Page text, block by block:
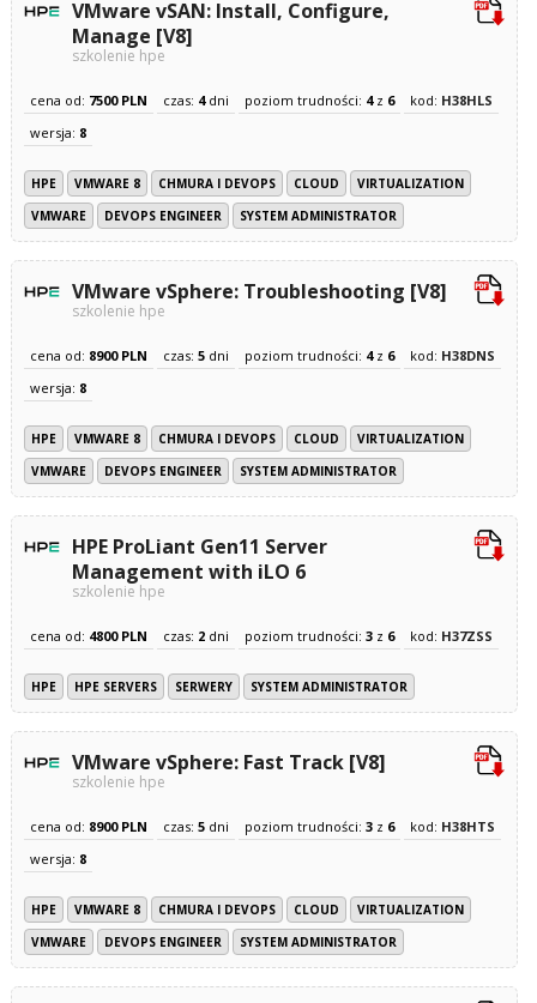
VMware vSAN: Install, Configure,
Manage [V8]
szkolenie hpe
cena od: 7500 PLN czas: 4dni poziom trudności: 4z 6 kod: H38HLS
wersja: 8
HPE VMWARE 8 CHMURA I DEVOPS CLOUD
VIRTUALIZATION
VMWARE
DEVOPS ENGINEER SYSTEM ADMINISTRATOR
VMware vSphere: Troubleshooting [V8]
szkolenie hpe
cena od: 8900 PLN czas: 5dni poziom trudności: 4z 6 kod: H38DNS
wersja: 8
HPE VMWARE 8 CHMURA I DEVOPS CLOUD
VIRTUALIZATION
VMWARE
DEVOPS ENGINEER SYSTEM ADMINISTRATOR
HPE ProLiant Gen11 Server
Management with iLO 6
szkolenie hpe
cena od: 4800 PLN czas: 2dni poziom trudności: 3z 6 kod: H37ZSS
HPE HPE SERVERS SERWERY SYSTEM ADMINISTRATOR
VMware vSphere: Fast Track [V8]
szkolenie hpe
cena od: 8900 PLN czas: 5dni poziom trudności: 3z 6 kod: H38HTS
wersja: 8
HPE VMWARE 8 CHMURA I DEVOPS CLOUD
VIRTUALIZATION
VMWARE
DEVOPS ENGINEER SYSTEM ADMINISTRATOR